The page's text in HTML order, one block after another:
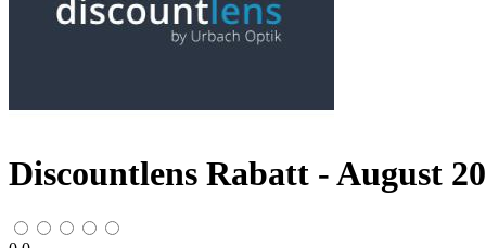
Discountlens Rabatt - August